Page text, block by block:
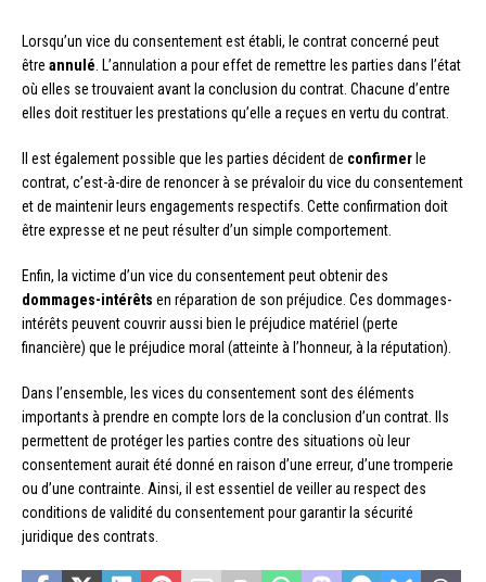
Lorsqu’un vice du consentement est établi, le contrat concerné peut
être annulé. L’annulation a pour effet de remettre les parties dans l’état
où elles se trouvaient avant la conclusion du contrat. Chacune d’entre
elles doit restituer les prestations qu’elle a reçues en vertu du contrat.
Il est également possible que les parties décident de confirmer le
contrat, c’est-à-dire de renoncer à se prévaloir du vice du consentement
et de maintenir leurs engagements respectifs. Cette confirmation doit
être expresse et ne peut résulter d’un simple comportement.
Enfin, la victime d’un vice du consentement peut obtenir des
dommages-intérêts en réparation de son préjudice. Ces dommages-
intérêts peuvent couvrir aussi bien le préjudice matériel (perte
financière) que le préjudice moral (atteinte à l’honneur, à la réputation).
Dans l’ensemble, les vices du consentement sont des éléments
importants à prendre en compte lors de la conclusion d’un contrat. Ils
permettent de protéger les parties contre des situations où leur
consentement aurait été donné en raison d’une erreur, d’une tromperie
ou d’une contrainte. Ainsi, il est essentiel de veiller au respect des
conditions de validité du consentement pour garantir la sécurité
juridique des contrats.